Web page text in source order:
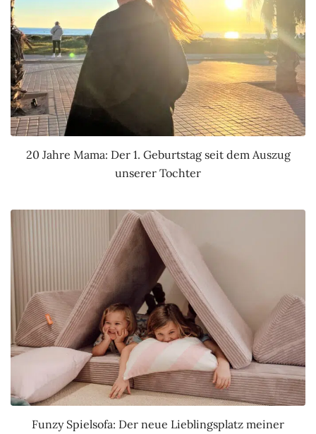
20 Jahre Mama: Der 1. Geburtstag seit dem Auszug
unserer Tochter
Funzy Spielsofa: Der neue Lieblingsplatz meiner